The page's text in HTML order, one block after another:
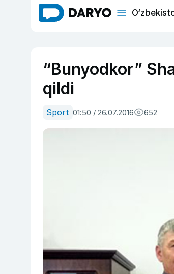
“Bunyodkor”
qildi
Sport 01:50 / 26.07.2016 652